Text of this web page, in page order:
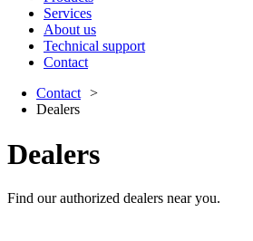
Services
About us
Technical support
Contact
Contact
Dealers
Dealers
Find our authorized dealers near you.